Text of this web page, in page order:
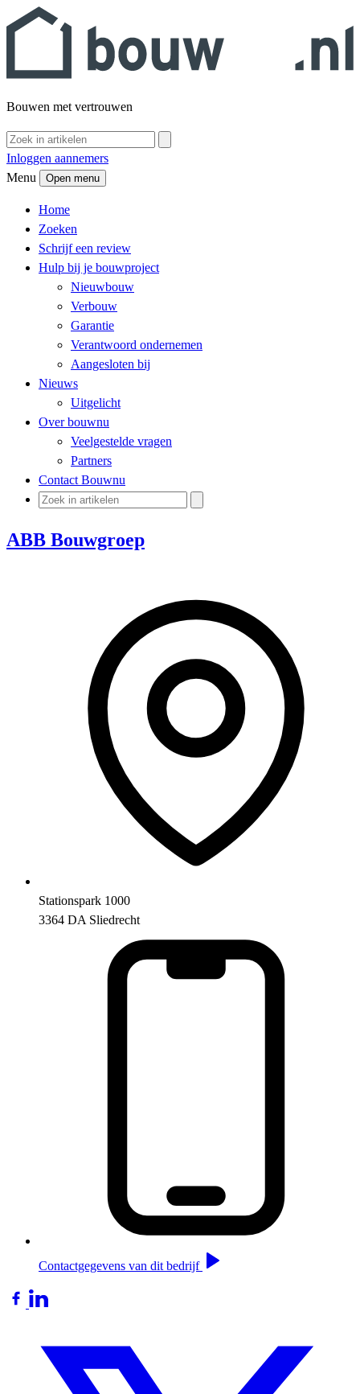
Bouwen met vertrouwen
Inloggen aannemers
Menu
Open menu
Home
Zoeken
Schrijf een review
Hulp bij je bouwproject
Nieuwbouw
Verbouw
Garantie
Verantwoord ondernemen
Aangesloten bij
Nieuws
Uitgelicht
Over bouwnu
Veelgestelde vragen
Partners
Contact Bouwnu
ABB Bouwgroep
Stationspark 1000
3364 DA Sliedrecht
Contactgegevens van dit bedrijf